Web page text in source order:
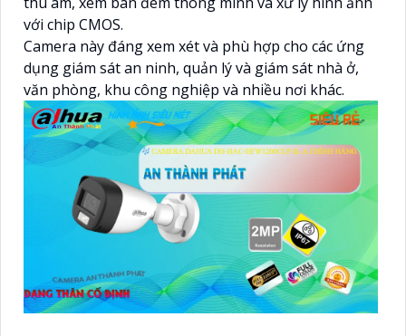
với chip CMOS.
Camera này đáng xem xét và phù hợp cho các ứng
dụng giám sát an ninh, quản lý và giám sát nhà ở,
văn phòng, khu công nghiệp và nhiều nơi khác.